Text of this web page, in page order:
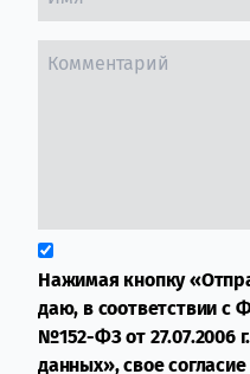
Нажимая кнопку
даю, в соответствии с
№152-ФЗ от 27.07.2006
данных», свое